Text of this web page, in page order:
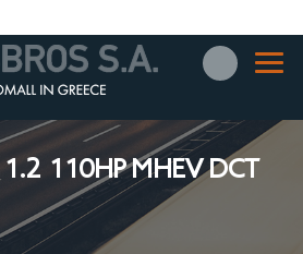
1.2 110HP MHEV DCT